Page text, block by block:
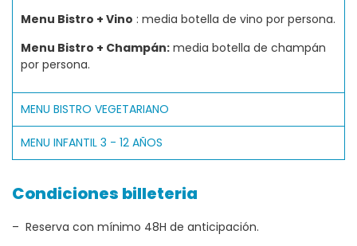
Menu Bistro + Vino : media botella de vino por persona.
Menu Bistro + Champán: media botella de champán
por persona.
MENU BISTRO VEGETARIANO
MENU INFANTIL 3 - 12 AÑOS
Condiciones billeteria
– Reserva con mínimo 48H de anticipación.